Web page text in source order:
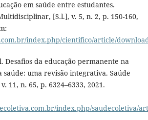
em saúde entre estudantes.
[S.l.], v. 5, n. 2, p. 150-160,
index.php/cientifico/article/
Desafios da educação permanente na
uma revisão integrativa. Saúde
11, n. 65, p. 6324–6333, 2021.
index.php/saudecoletiva/